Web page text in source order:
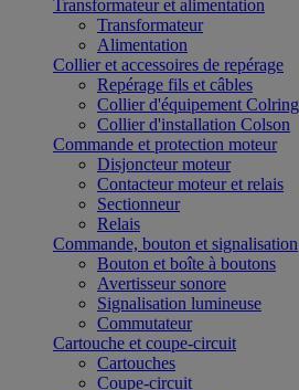
Transformateur et alimentation
Transformateur
Alimentation
Collier et accessoires de repérage
Repérage fils et câbles
Collier d'équipement Colring
Collier d'installation Colson
Commande et protection moteur
Disjoncteur moteur
Contacteur moteur et relais
Sectionneur
Relais
Commande, bouton et signalisation
Bouton et boîte à boutons
Avertisseur sonore
Signalisation lumineuse
Commutateur
Cartouche et coupe-circuit
Cartouches
Coupe-circuit